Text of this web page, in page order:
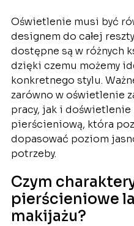
Oświetlenie musi być
designem do całej
dostępne są w różnych
dzięki czemu możemy
konkretnego stylu.
zarówno w oświetlenie
pracy, jak i doświetlenie
pierścieniową, która
dopasować poziom
potrzeby.
Czym
pierścieniowe
makijażu?